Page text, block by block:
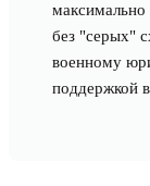
без "серых"
военному
поддержкой